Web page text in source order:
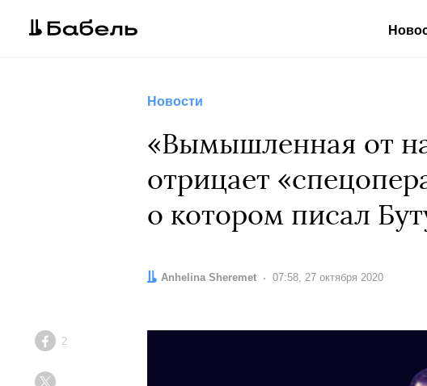
Новости
«Вымышленная от
отрицает
о котором писал
Автор:
Anhelina Sheremet Дата:
07:58, 27 октября 2020
Facebook
2